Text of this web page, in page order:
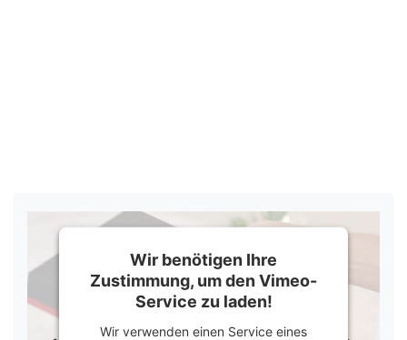
Wir benötigen Ihre
Zustimmung, um den Vimeo-
Service zu laden!
Wir verwenden einen Service eines